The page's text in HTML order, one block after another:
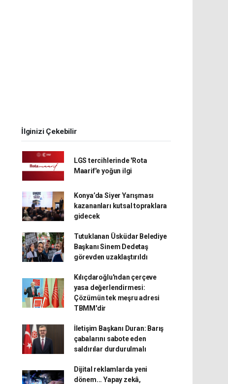
İlginizi Çekebilir
LGS tercihlerinde 'Rota
Maarif'e yoğun ilgi
Konya’da Siyer Yarışması
kazananları kutsal topraklara
gidecek
Tutuklanan Üsküdar Belediye
Başkanı Sinem Dedetaş
görevden uzaklaştırıldı
Kılıçdaroğlu'ndan çerçeve
yasa değerlendirmesi:
Çözümün tek meşru adresi
TBMM'dir
İletişim Başkanı Duran: Barış
çabalarını sabote eden
saldırılar durdurulmalı
Dijital reklamlarda yeni
dönem... Yapay zekâ,